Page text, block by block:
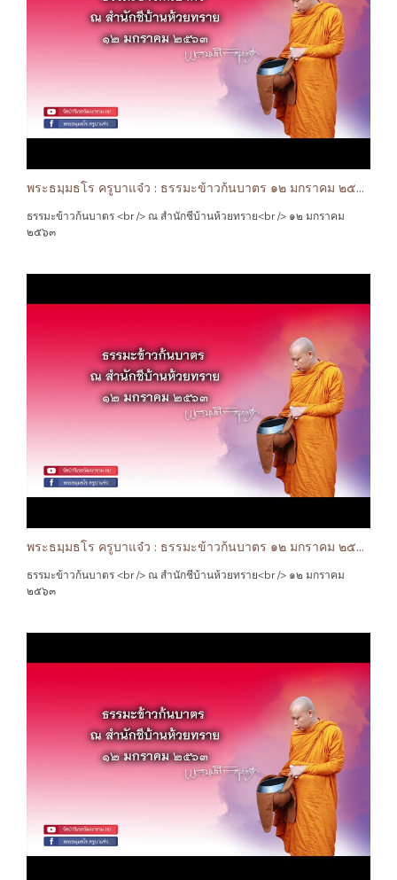
พระธมฺมธโร ครูบาแจ๋ว : ธรรมะข้าวก้นบาตร ๑๒ มกราคม ๒๕๖๓
ธรรมะข้าวก้นบาตร <br /> ณ สำนักชีบ้านห้วยทราย<br /> ๑๒ มกราคม
๒๕๖๓
พระธมฺมธโร ครูบาแจ๋ว : ธรรมะข้าวก้นบาตร ๑๒ มกราคม ๒๕๖๓
ธรรมะข้าวก้นบาตร <br /> ณ สำนักชีบ้านห้วยทราย<br /> ๑๒ มกราคม
๒๕๖๓